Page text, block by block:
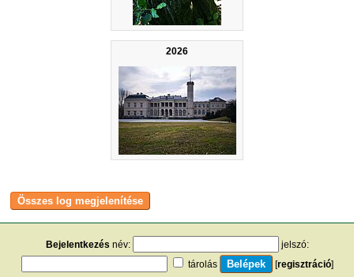
2026
Bejelentkezés név:
jelszó:
tárolás
[regisztráció]